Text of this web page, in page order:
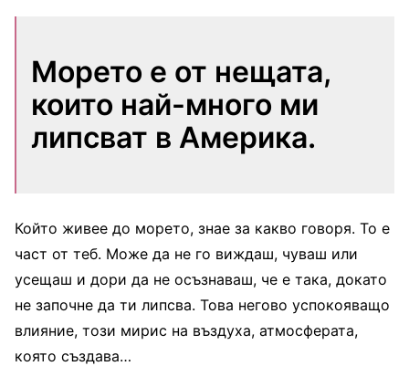
Морето е от нещата,
които най-много ми
липсват в Америка.
Който живее до морето, знае за какво говоря. То е
част от теб. Може да не го виждаш, чуваш или
усещаш и дори да не осъзнаваш, че е така, докато
не започне да ти липсва. Това негово успокояващо
влияние, този мирис на въздуха, атмосферата,
която създава…